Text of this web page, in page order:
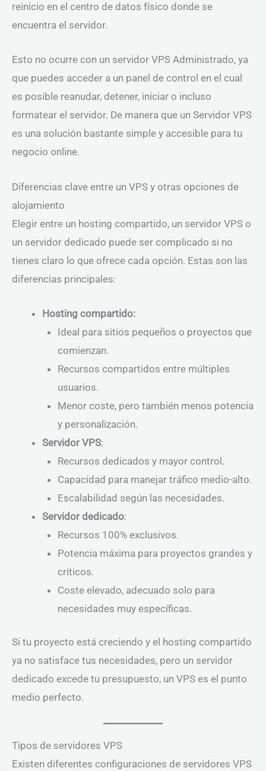
reinicio en el centro de datos físico donde se
encuentra el servidor.
Esto no ocurre con un servidor VPS Administrado, ya
que puedes acceder a un panel de control en el cual
es posible reanudar, detener, iniciar o incluso
formatear el servidor. De manera que un Servidor VPS
es una solución bastante simple y accesible para tu
negocio online.
Diferencias clave entre un VPS y otras opciones de
alojamiento
Elegir entre un hosting compartido, un servidor VPS o
un servidor dedicado puede ser complicado si no
tienes claro lo que ofrece cada opción. Estas son las
diferencias principales:
Hosting compartido:
Ideal para sitios pequeños o proyectos que
comienzan.
Recursos compartidos entre múltiples
usuarios.
Menor coste, pero también menos potencia
y personalización.
Servidor VPS:
Recursos dedicados y mayor control.
Capacidad para manejar tráfico medio-alto.
Escalabilidad según las necesidades.
Servidor dedicado:
Recursos 100% exclusivos.
Potencia máxima para proyectos grandes y
críticos.
Coste elevado, adecuado solo para
necesidades muy específicas.
Si tu proyecto está creciendo y el hosting compartido
ya no satisface tus necesidades, pero un servidor
dedicado excede tu presupuesto, un VPS es el punto
medio perfecto.
Tipos de servidores VPS
Existen diferentes configuraciones de servidores VPS